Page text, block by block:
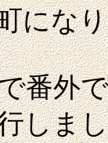
にな
外で
しま